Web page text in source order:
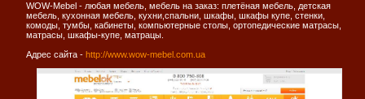
WOW-Mebel - любая мебель, мебель на заказ: плетёная мебель, детская
мебель, кухонная мебель, кухни,спальни, шкафы, шкафы купе, стенки,
комоды, тумбы, кабинеты, компьютерные столы, ортопедические матрасы,
матрасы, шкафы-купе, матрацы.
Адрес сайта - http://www.wow-mebel.com.ua